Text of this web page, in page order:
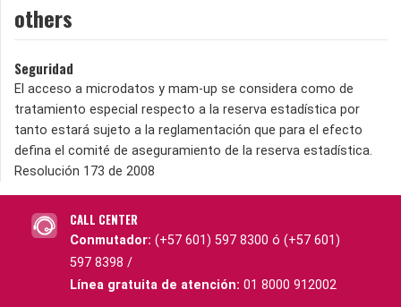
others
Seguridad
El acceso a microdatos y mam-up se considera como de
tratamiento especial respecto a la reserva estadística por
tanto estará sujeto a la reglamentación que para el efecto
defina el comité de aseguramiento de la reserva estadística.
Resolución 173 de 2008
CALL CENTER
Conmutador: (+57 601) 597 8300 ó (+57 601)
597 8398 /
Línea gratuita de atención: 01 8000 912002